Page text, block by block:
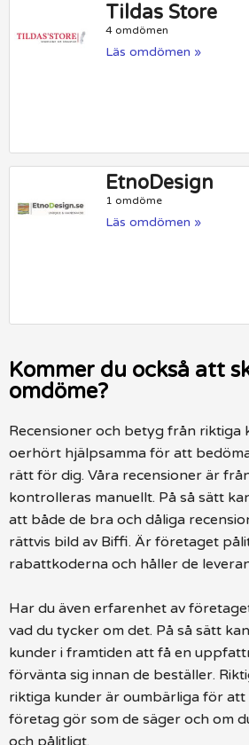
Tildas Store
4 omdömen
Läs omdömen »
EtnoDesign
1 omdöme
Läs omdömen »
Kommer du också att
omdöme?
Recensioner och betyg från riktiga
oerhört hjälpsamma för att
rätt för dig. Våra recensioner är
kontrolleras manuellt. På så sätt
att både de bra och dåliga
rättvis bild av Biffi. Är företaget
rabattkoderna och håller de
Har du även erfarenhet av
vad du tycker om det. På så sätt
kunder i framtiden att få en
förvänta sig innan de beställer.
riktiga kunder är oumbärliga för att
företag gör som de säger och om
och pålitligt.